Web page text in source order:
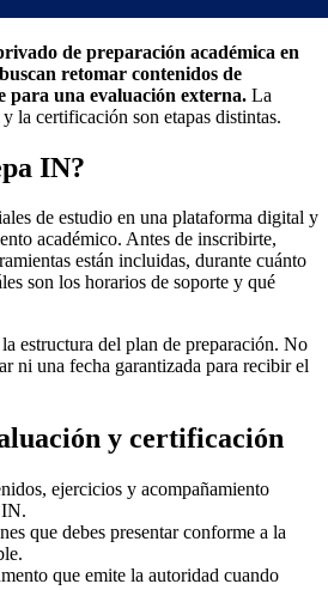
de preparación académica en
retomar contenidos de
para una evaluación externa. La
la certificación son etapas distintas.
IN?
de estudio en una plataforma digital y
académico. Antes de inscribirte,
están incluidas, durante cuánto
son los horarios de soporte y qué
estructura del plan de preparación. No
ni una fecha garantizada para recibir el
y certificación
ejercicios y acompañamiento
que debes presentar conforme a la
que emite la autoridad cuando